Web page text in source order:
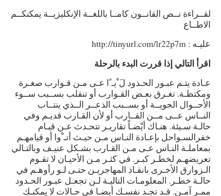
لقــراءة نــص القانــون كامــا باللغــة الإنكليزيــة يمكنكــم
الاطــاع
عليـه :
اقرأ التالي إذا قررت البدء بالرحلة
عـادة يتـم عبـور الحـدود لَ ْيـ ًا عـى مـن قـوارب صغـرة
ومكتظـة. تغـرق بعـض القـوارب أو تنقلب بســبب ســوء
الأحــوال الجويــة أو بســبب الذعــر الــذي ينتــاب
النــاس عــى مــن القــارب أو لأن القـارب قديـم وفي
حالـة سـيئة. هنـاك أيْضـاً تقاريـر تتحـدث عـن قيـام
خفرالسـواحل بإعـادة النـاس مـن حيـث أتـ ْوا أو قيامهـم
بمعاملـة النـاس عـى مـن القـارب بشـكل عنيـف وبالتـالي
تعريضهـم لخطـر كبـر. في كثـر مـن الأحيـان لا تقـوم
الـزوارق الأخـرى بانقـاذ المهاجريـن حتـى لـو رأوهـم في
حالـة خطـر. المعلومـات التاليـة لـن تجعـل عبـور الحـدود
ممـر آمـن. قـد تجـد نفسـك أيضـا في حـالات لا يمكنـك